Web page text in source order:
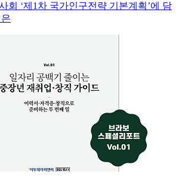
회 ‘제1차 국가인구전략 기본계획’에 담